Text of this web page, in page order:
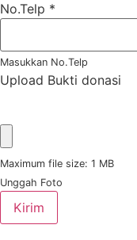
No.Telp *
Masukkan No.Telp
Upload Bukti donasi
Maximum file size: 1 MB
Unggah Foto
Kirim